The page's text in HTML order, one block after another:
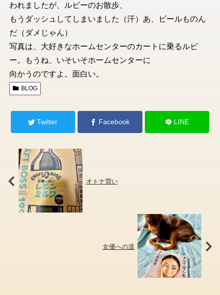
われましたが、ルビーのお散歩、
もうダッシュしてしまいました（汗）あ、ビールものん
だ（ダメじゃん）
写真は、大好きなホームセンターのカートに乗るルビ
ー。もうね、いそいそホームセンターに
向かうのですよ。面白い。
BLOG
Twitter Facebook LINE
オトナ買い
女優への道